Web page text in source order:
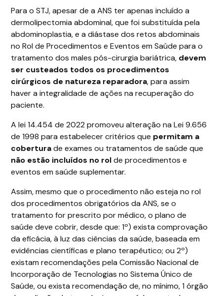
Para o STJ, apesar de a ANS ter apenas incluído a
dermolipectomia abdominal, que foi substituída pela
abdominoplastia, e a diástase dos retos abdominais
no Rol de Procedimentos e Eventos em Saúde para o
tratamento dos males pós-cirurgia bariátrica, devem
ser custeados todos os procedimentos
cirúrgicos de natureza reparadora, para assim
haver a integralidade de ações na recuperação do
paciente.
A lei 14.454 de 2022 promoveu alteração na Lei 9.656
de 1998 para estabelecer critérios que permitam a
coberturade exames ou tratamentos de saúde que
não estão incluídos no rolde procedimentos e
eventos em saúde suplementar.
Assim, mesmo que o procedimento não esteja no rol
dos procedimentos obrigatórios da ANS, se o
tratamento for prescrito por médico, o plano de
saúde deve cobrir, desde que: 1º) exista comprovação
da eficácia, à luz das ciências da saúde, baseada em
evidências científicas e plano terapêutico; ou 2º)
existam recomendações pela Comissão Nacional de
Incorporação de Tecnologias no Sistema Único de
Saúde, ou exista recomendação de, no mínimo, 1 órgão